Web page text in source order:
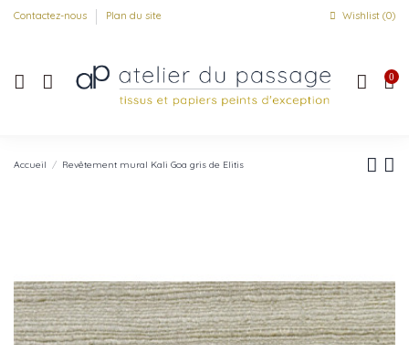
Contactez-nous Plan du site Wishlist (0)
0
Accueil Revêtement mural Kali Goa gris de Elitis